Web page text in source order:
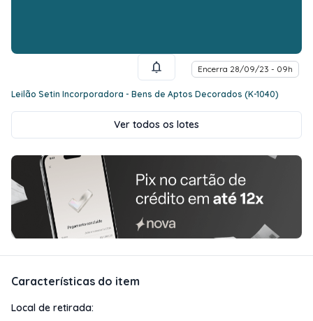
Encerra 28/09/23 - 09h
Leilão Setin Incorporadora - Bens de Aptos Decorados (K-1040)
Ver todos os lotes
Características do item
Local de retirada: